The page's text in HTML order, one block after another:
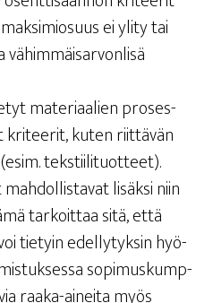
ei yli­ty tai
mate­ri­aa­lien pro­ses­
kri­tee­rit, kuten riit­tä­vän
tekstiilituotteet).
lisäk­si niin
tar­koit­taa sitä, että
tie­tyin edel­ly­tyk­sin hyö­
sopi­mus­kump­
raa­ka-ainei­ta myös